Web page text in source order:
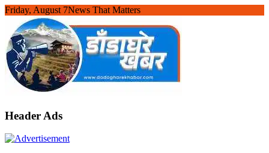
Skip
content
Friday, August 7News That Matters
Header Ads